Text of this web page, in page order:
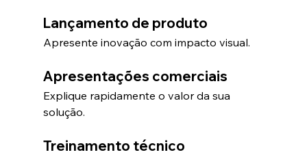
Lançamento de produto
Apresente inovação com impacto visual.
Apresentações comerciais
Explique rapidamente o valor da sua
solução.
Treinamento técnico